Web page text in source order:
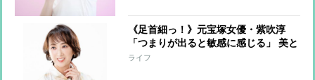
《足首細っ！》元宝塚女優・紫吹淳
「つまりが出ると敏感に感じる」 美と
健康維持に欠かさない“特別グッズ”を
ライフ